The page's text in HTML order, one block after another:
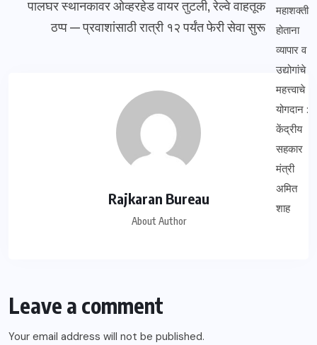
पालघर स्थानकावर ओव्हरहेड वायर तुटली, रेल्वे वाहतूक
ठप्प — प्रवाशांसाठी रात्री १२ पर्यंत फेरी सेवा सुरू
Rajkaran Bureau
About Author
Leave a comment
Your email address will not be published.